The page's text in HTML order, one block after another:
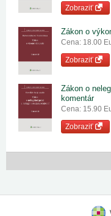
Zobraziť
Zákon o
Cena: 18.00
Zobraziť
Zákon o
komentár
Cena: 15.90
Zobraziť